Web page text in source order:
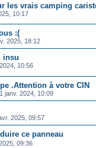
les vrais camping
10:17
:(
2025, 18:12
insu
10:56
.Attention à votre CIN
janv. 2024, 10:09
2025, 09:57
ce panneau
09:36